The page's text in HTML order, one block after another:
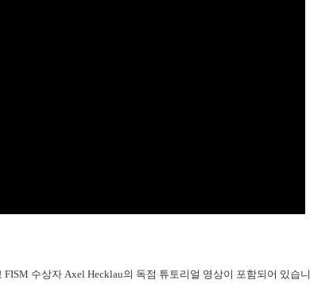
수상자 Axel Hecklau의 독점 튜토리얼 영상이 포함되어 있습